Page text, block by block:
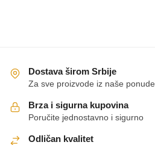
varijanti.
Opcije
biti
Dostava širom Srbije
Za sve proizvode iz naše ponude
Brza i sigurna kupovina
Poručite jednostavno i sigurno
Odličan kvalitet